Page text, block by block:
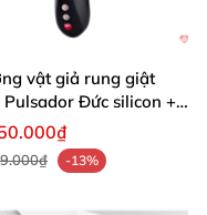
với người khác
truyền nhiễm
vật giả rung giật
Pulsador Đức silicon +
an toàn bền
-13%